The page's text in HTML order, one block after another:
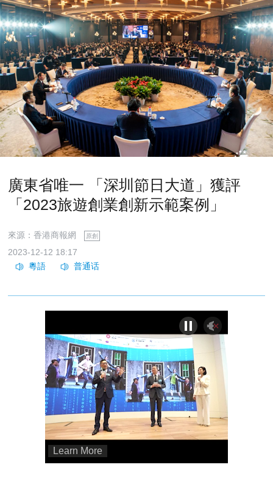
廣東省唯一 「深圳節日大道」獲評
「2023旅遊創業創新示範案例」
來源：香港商報網 原創
2023-12-12 18:17